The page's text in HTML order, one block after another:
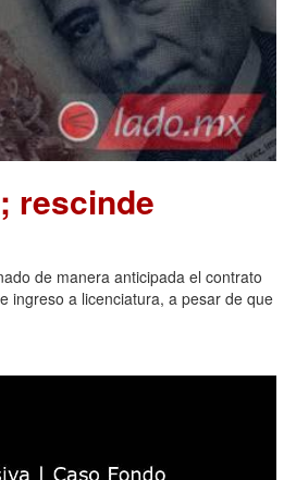
rescinde
de manera anticipada el contrato
ingreso a licenciatura, a pesar de que